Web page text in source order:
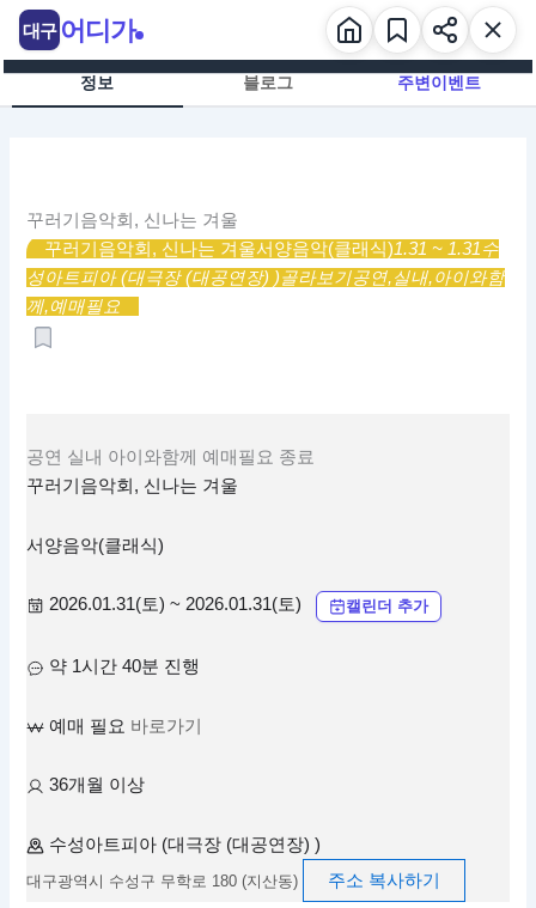
츠
정보 블로그 주변이벤트
꾸러기음악회, 신나는 겨울
꾸러기음악회, 신나는 겨울서양음악(클래식)1.31 ~ 1.31수
성아트피아 (대극장 (대공연장) )골라보기공연,실내,아이와함
께,예매필요
공연 실내 아이와함께 예매필요 종료
꾸러기음악회, 신나는 겨울
서양음악(클래식)
2026.01.31(토) ~ 2026.01.31(토) 캘린더 추가
약 1시간 40분 진행
예매 필요 바로가기
36개월 이상
수성아트피아 (대극장 (대공연장) )
대구광역시 수성구 무학로 180 (지산동) 주소 복사하기
대구 어디가